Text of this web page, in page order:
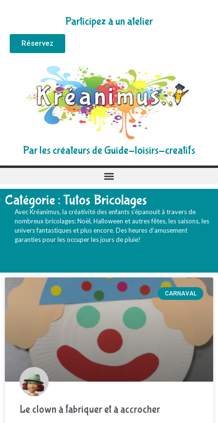
Participez à un atelier
Réservez
Par les créateurs de Guide-loisirs-creatifs
Catégorie : Tutos Bricolages
Avec Kréanimus, la créativité des enfants s’épanouit à travers de
nombreux bricolages: Noël, Halloween et autres fêtes, les saisons, les
univers fantastiques et plus encore. Des heures d’amusement
garanties pour les occuper les jours de pluie!
CARNAVAL
Le clown à fabriquer et à accrocher